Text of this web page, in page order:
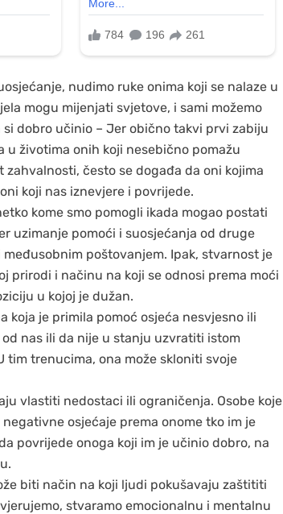
nudimo ruke onima koji se nalaze u
mogu mijenjati svjetove, i sami možemo
dobro učinio – Jer obično takvi prvi zabiju
u životima onih koji nesebično pomažu
često se događa da oni kojima
koji nas iznevjere i povrijede.
kome smo pomogli ikada mogao postati
uzimanje pomoći i suosjećanja od druge
poštovanjem. Ipak, stvarnost je
prirodi i načinu na koji se odnosi prema moći
u kojoj je dužan.
koja je primila pomoć osjeća nesvjesno ili
nas ili da nije u stanju uzvratiti istom
tim trenucima, ona može skloniti svoje
vlastiti nedostaci ili ograničenja. Osobe koje
osjećaje prema onome tko im je
povrijede onoga koji im je učinio dobro, na
biti način na koji ljudi pokušavaju zaštititi
stvaramo emocionalnu i mentalnu